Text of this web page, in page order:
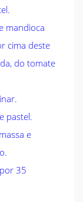
mandioca
cima deste
do tomate
pastel.
e
35